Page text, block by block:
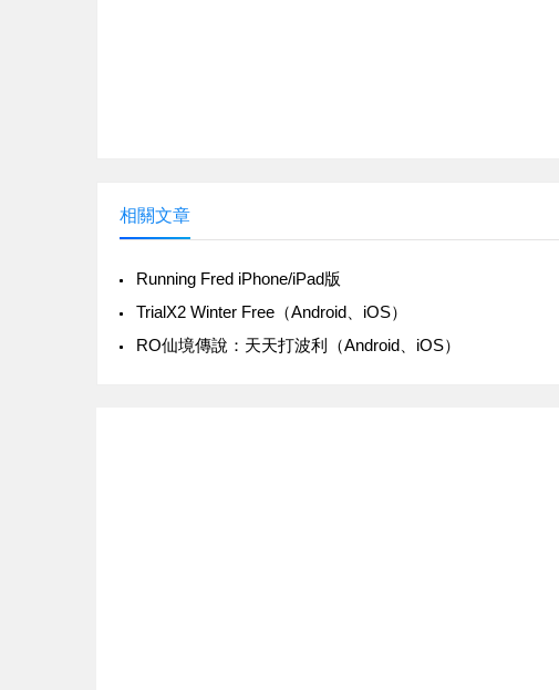
相關文章
Running Fred iPhone/iPad版
‎TrialX2 Winter Free（Android、iOS）
‎RO仙境傳說：天天打波利（Android、iOS）